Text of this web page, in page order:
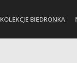
KOLEKCJE BIEDRONKA